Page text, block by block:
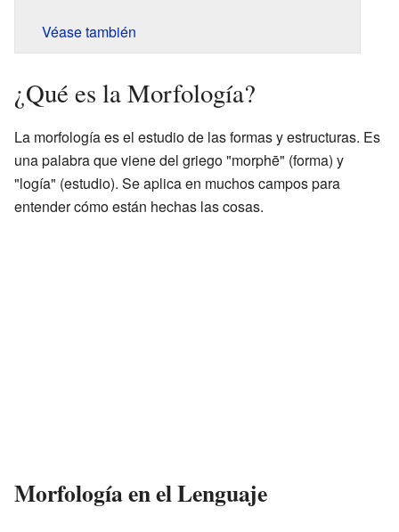
Véase también
¿Qué es la Morfología?
La morfología es el estudio de las formas y estructuras. Es
una palabra que viene del griego "morphē" (forma) y
"logía" (estudio). Se aplica en muchos campos para
entender cómo están hechas las cosas.
Morfología en el Lenguaje